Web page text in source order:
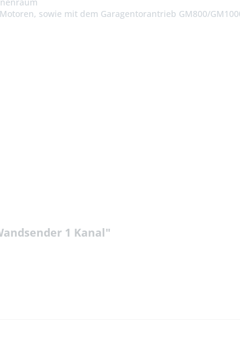
sowie mit dem Garagentorantrieb GM800/
1 Kanal"